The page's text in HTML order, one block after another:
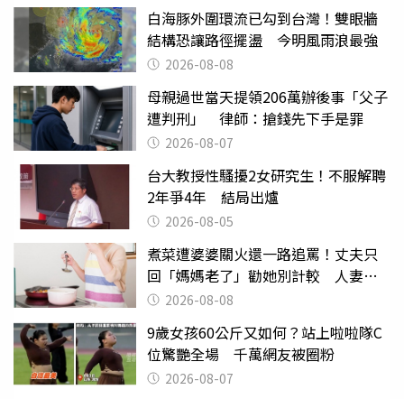
白海豚外圍環流已勾到台灣！雙眼牆
結構恐讓路徑擺盪 今明風雨浪最強
2026-08-08
母親過世當天提領206萬辦後事「父子
遭判刑」 律師：搶錢先下手是罪
2026-08-07
台大教授性騷擾2女研究生！不服解聘
2年爭4年 結局出爐
2026-08-05
煮菜遭婆婆關火還一路追罵！丈夫只
回「媽媽老了」勸她別計較 人妻超
崩潰：我像台傭
2026-08-08
9歲女孩60公斤又如何？站上啦啦隊C
位驚艷全場 千萬網友被圈粉
2026-08-07